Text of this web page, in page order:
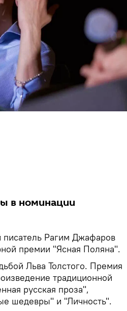
в номинации
писатель Рагим Джафаров
премии "Ясная Поляна".
Льва Толстого. Премия
традиционной
русская проза",
шедевры" и "Личность".